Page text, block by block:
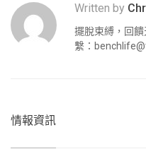
Written by
擺脫束縛，回
繫：
情報資訊